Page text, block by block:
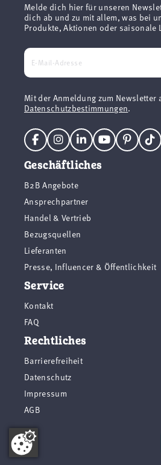
Melde dich hier für unseren
dich ab und zu mit allem, was bei
Produkte, Aktionen oder saisonale
Mit der Anmeldung zum Newsletter
Datenschutzbestimmungen.
Geschäftliches
B2B Angebote
Ansprechpartner
Handel & Vertrieb
Bezugsquellen
Lieferanten
Presse, Influencer & Öffentlichkeit
Service
Kontakt
FAQ
Rechtliches
Barrierefreiheit
Datenschutz
Impressum
AGB